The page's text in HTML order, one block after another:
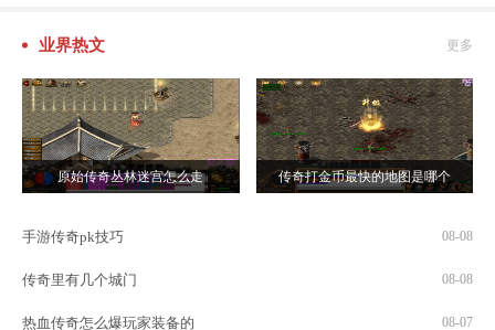
业界热文 更多
原始传奇丛林迷宫怎么走 传奇打金币最快的地图是哪个
手游传奇pk技巧 08-08
传奇里有几个城门 08-08
热血传奇怎么爆玩家装备的 08-07